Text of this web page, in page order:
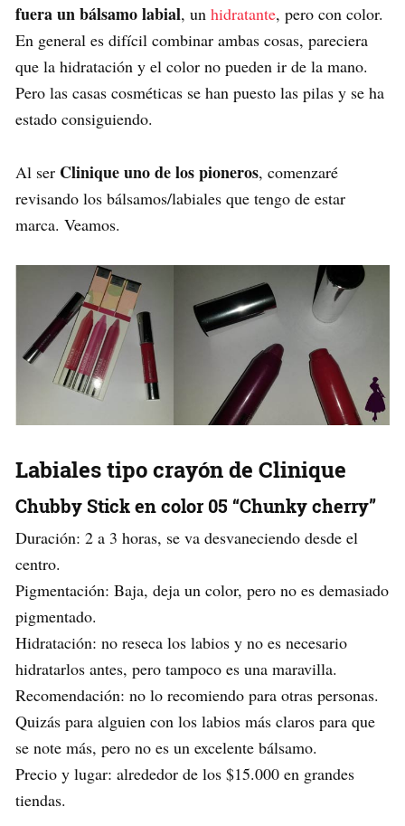
fuera un bálsamo labial, un hidratante, pero con color.
En general es difícil combinar ambas cosas, pareciera
que la hidratación y el color no pueden ir de la mano.
Pero las casas cosméticas se han puesto las pilas y se ha
estado consiguiendo.
Al ser Clinique uno de los pioneros, comenzaré
revisando los bálsamos/labiales que tengo de estar
marca. Veamos.
Labiales tipo crayón de Clinique
Chubby Stick en color 05 “Chunky cherry”
Duración: 2 a 3 horas, se va desvaneciendo desde el
centro.
Pigmentación: Baja, deja un color, pero no es demasiado
pigmentado.
Hidratación: no reseca los labios y no es necesario
hidratarlos antes, pero tampoco es una maravilla.
Recomendación: no lo recomiendo para otras personas.
Quizás para alguien con los labios más claros para que
se note más, pero no es un excelente bálsamo.
Precio y lugar: alrededor de los $15.000 en grandes
tiendas.